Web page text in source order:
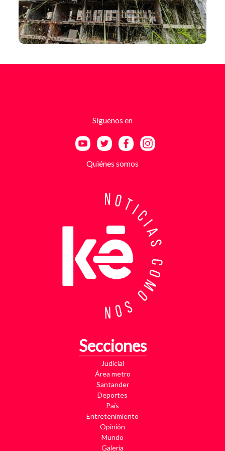
Quiénes somos
Judicial
Área metro
Santander
Deportes
País
Entretenimiento
Opinión
Mundo
Galería
Nosotros